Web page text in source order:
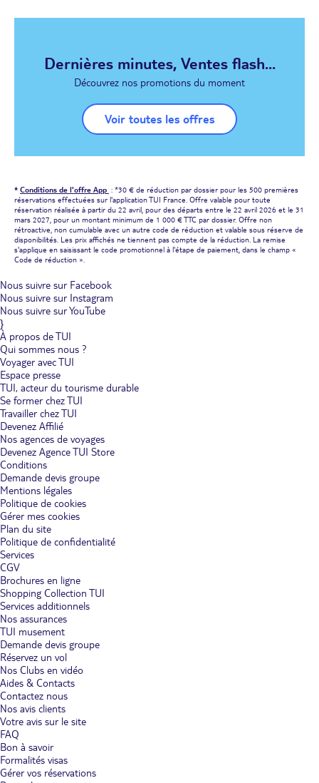
Dernières minutes, Ventes flash...
Découvrez nos promotions du moment
Voir toutes les offres
* Conditions de l'offre App : *30 € de réduction par dossier pour les 500 premières
réservations effectuées sur l'application TUI France. Offre valable pour toute
réservation réalisée à partir du 22 avril, pour des départs entre le 22 avril 2026 et le 31
mars 2027, pour un montant minimum de 1 000 € TTC par dossier. Offre non
rétroactive, non cumulable avec un autre code de réduction et valable sous réserve de
disponibilités. Les prix affichés ne tiennent pas compte de la réduction. La remise
s'applique en saisissant le code promotionnel à l'étape de paiement, dans le champ «
Code de réduction ».
Nous suivre sur Facebook
Nous suivre sur Instagram
Nous suivre sur YouTube
}
À propos de TUI
Qui sommes nous ?
Voyager avec TUI
Espace presse
TUI, acteur du tourisme durable
Se former chez TUI
Travailler chez TUI
Devenez Affilié
Nos agences de voyages
Devenez Agence TUI Store
Conditions
Demande devis groupe
Mentions légales
Politique de cookies
Gérer mes cookies
Plan du site
Politique de confidentialité
Services
CGV
Brochures en ligne
Shopping Collection TUI
Services additionnels
Nos assurances
TUI musement
Demande devis groupe
Réservez un vol
Nos Clubs en vidéo
Aides & Contacts
Contactez nous
Nos avis clients
Votre avis sur le site
FAQ
Bon à savoir
Formalités visas
Gérer vos réservations